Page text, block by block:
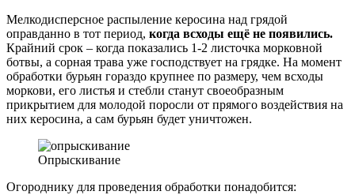
Мелкодисперсное распыление керосина над грядой
оправданно в тот период, когда всходы ещё не появились.
Крайний срок – когда показались 1-2 листочка морковной
ботвы, а сорная трава уже господствует на грядке. На момент
обработки бурьян гораздо крупнее по размеру, чем всходы
моркови, его листья и стебли станут своеобразным
прикрытием для молодой поросли от прямого воздействия на
них керосина, а сам бурьян будет уничтожен.
Опрыскивание
Огороднику для проведения обработки понадобится: